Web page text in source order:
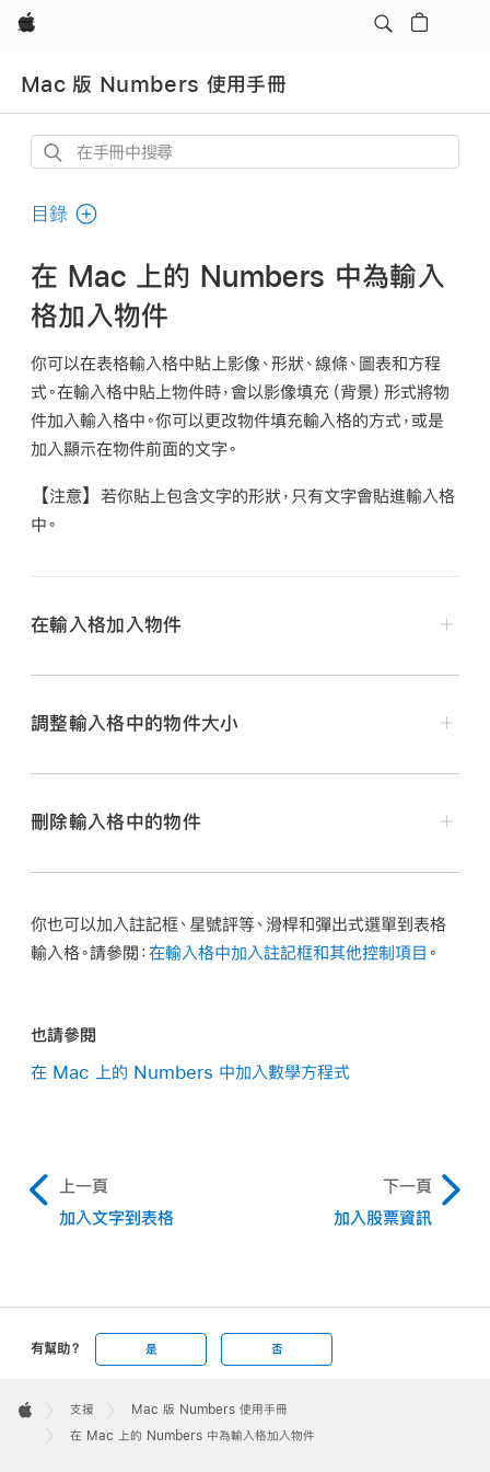
Apple
Mac 版 Numbers 使用手冊
在
冊
搜
尋
目錄
在 Mac 上的 Numbers 中為輸入
格加入物件
你可以在表格輸入格中貼上影像、形狀、線條、圖表和方程
式。在輸入格中貼上物件時，會以影像填充 （背景）形式將物
件加入輸入格中。你可以更改物件填充輸入格的方式，或是
加入顯示在物件前面的文字。
【注意】 若你貼上包含文字的形狀，只有文字會貼進輸入格
中。
在輸入格加入物件
選擇「編輯」>「拷貝」或「編輯」>「剪下」（剪下會將其
調整輸入格中的物件大小
在你的 Mac 上前往 Numbers App
打開試算表，按一下輸入格，然後在「格式」
側邊欄
按一下「填充」旁邊的顯示箭頭。
刪除輸入格中的物件
在你的 Mac 上前往 Numbers App 。
按一下「填充」旁邊的顯示箭頭。
你也可以加入註記框、星號評等、滑桿和彈出式選單到表格
輸入格。請參閱：在輸入格中加入註記框和其他控制項目 。
也請參閱
在 Mac 上的 Numbers 中加入數學方程式
上一頁
加入文字到表格
下一頁
加入股票資訊
有幫助？ 是 否
Footer

Apple
支援
Mac 版 Numbers 使用手冊
在 Mac 上的 Numbers 中為輸入格加入物件